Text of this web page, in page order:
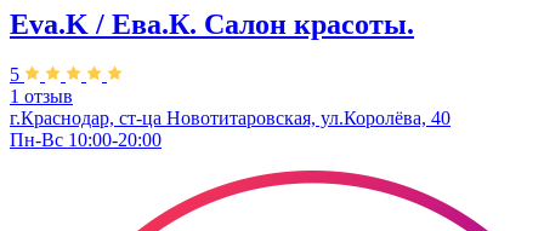
Eva.K / Ева.К. Салон красоты.
5
1 отзыв
г.Краснодар, ст-ца Новотитаровская, ул.Королёва, 40
Пн-Вс 10:00-20:00